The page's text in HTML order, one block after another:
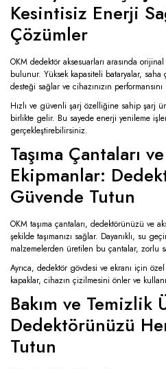
Kesintisiz Enerji
Çözümler
OKM dedektör aksesuarları arasında
bulunur. Yüksek kapasiteli bataryalar, saha
desteği sağlar ve cihazınızın performansını
Hızlı ve güvenli şarj özelliğine sahip şarj
birlikte gelir. Bu sayede enerji yenileme
gerçekleştirebilirsiniz.
Taşıma Çantaları
Ekipmanlar:
Güvende Tutun
OKM taşıma çantaları, dedektörünüzü ve
şekilde taşımanızı sağlar. Dayanıklı, su
malzemelerden üretilen bu çantalar, zorlu
Ayrıca, dedektör gövdesi ve ekranı için
kapaklar, cihazın çizilmesini önler ve
Bakım ve Temizlik
Dedektörünüzü
Tutun